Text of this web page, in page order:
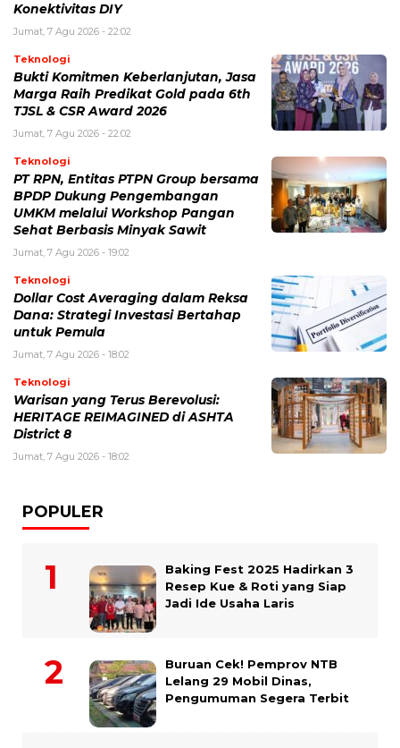
Konektivitas DIY
Jumat, 7 Agu 2026 - 22:02
Teknologi
Bukti Komitmen Keberlanjutan, Jasa
Marga Raih Predikat Gold pada 6th
TJSL & CSR Award 2026
Jumat, 7 Agu 2026 - 22:02
Teknologi
PT RPN, Entitas PTPN Group bersama
BPDP Dukung Pengembangan
UMKM melalui Workshop Pangan
Sehat Berbasis Minyak Sawit
Jumat, 7 Agu 2026 - 19:02
Teknologi
Dollar Cost Averaging dalam Reksa
Dana: Strategi Investasi Bertahap
untuk Pemula
Jumat, 7 Agu 2026 - 18:02
Teknologi
Warisan yang Terus Berevolusi:
HERITAGE REIMAGINED di ASHTA
District 8
Jumat, 7 Agu 2026 - 18:02
POPULER
Baking Fest 2025 Hadirkan 3
Resep Kue & Roti yang Siap
Jadi Ide Usaha Laris
Buruan Cek! Pemprov NTB
Lelang 29 Mobil Dinas,
Pengumuman Segera Terbit